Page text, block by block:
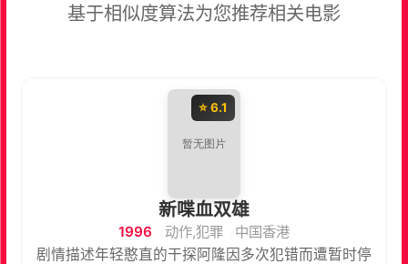
基于相似度算法为您推荐相关电影
⭐ 6.1
新喋血双雄
1996 动作,犯罪
中国香港
剧情描述年轻憨直的干探阿隆因多次犯错而遭暂时停